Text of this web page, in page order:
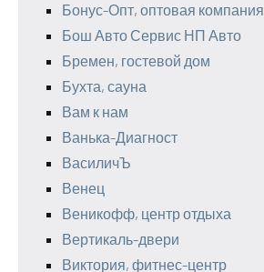
Бонус-Опт, оптовая компания
Бош Авто Сервис НП Авто
Бремен, гостевой дом
Бухта, сауна
Вам к нам
Ванька-Диагност
ВасиличЪ
Венец
Веникофф, центр отдыха
Вертикаль-двери
Виктория, фитнес-центр